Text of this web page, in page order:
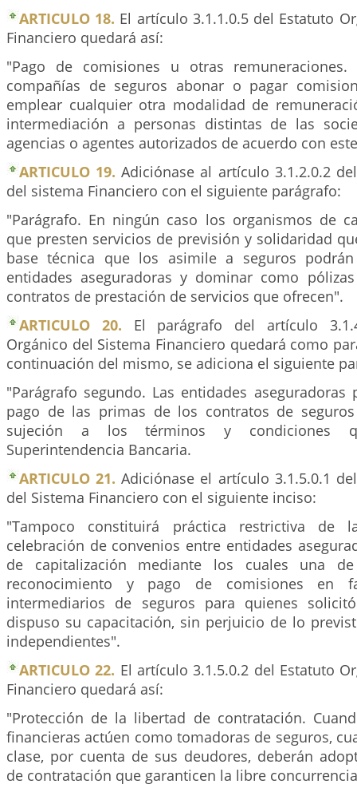
ARTICULO 18. El artículo 3.1.1.0.5 del Estatuto
Financiero quedará así:
"Pago de comisiones u otras
compañías de seguros abonar o pagar
emplear cualquier otra modalidad de
intermediación a personas distintas de las
agencias o agentes autorizados de acuerdo con
ARTICULO 19. Adiciónase al artículo 3.1.2.0.2
del sistema Financiero con el siguiente parágrafo:
"Parágrafo. En ningún caso los organismos de
que presten servicios de previsión y solidaridad
base técnica que los asimile a seguros
entidades aseguradoras y dominar como
contratos de prestación de servicios que ofrecen".
ARTICULO 20. El parágrafo del artículo
Orgánico del Sistema Financiero quedará como
continuación del mismo, se adiciona el siguiente
"Parágrafo segundo. Las entidades
pago de las primas de los contratos de
sujeción a los términos y condiciones
Superintendencia Bancaria.
ARTICULO 21. Adiciónase el artículo 3.1.5.0.1
del Sistema Financiero con el siguiente inciso:
"Tampoco constituirá práctica restrictiva de
celebración de convenios entre entidades
de capitalización mediante los cuales una
reconocimiento y pago de comisiones en
intermediarios de seguros para quienes
dispuso su capacitación, sin perjuicio de lo
independientes".
ARTICULO 22. El artículo 3.1.5.0.2 del Estatuto
Financiero quedará así:
"Protección de la libertad de contratación.
financieras actúen como tomadoras de seguros,
clase, por cuenta de sus deudores, deberán
de contratación que garanticen la libre